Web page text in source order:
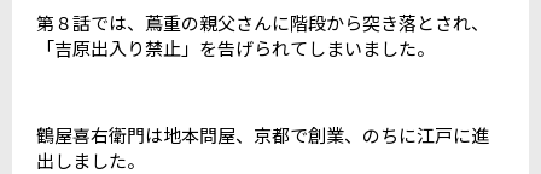
第８話では、蔦重の親父さんに階段から突き落とされ、
「吉原出入り禁止」を告げられてしまいました。
鶴屋喜右衛門は地本問屋、京都で創業、のちに江戸に進
出しました。